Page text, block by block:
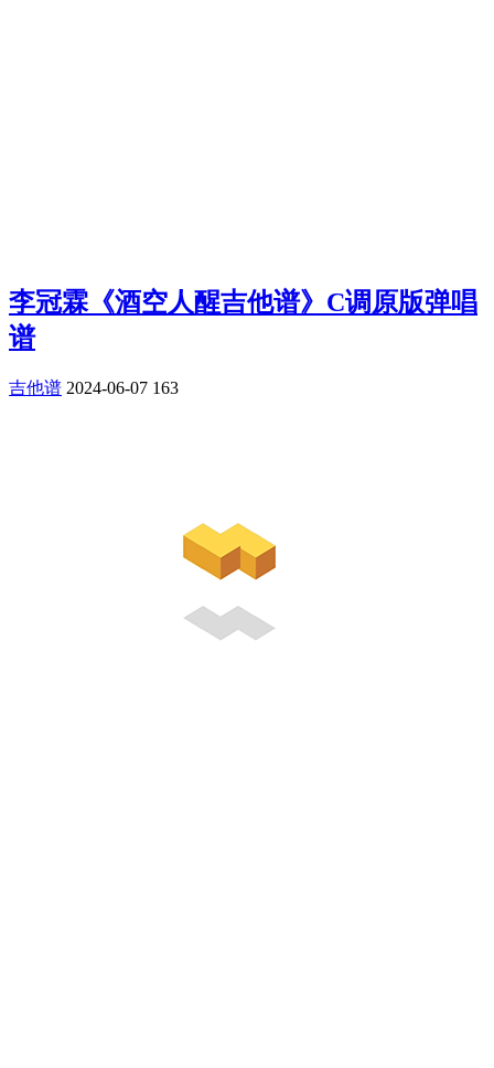
李冠霖《酒空人醒吉他谱》C调原版弹唱
谱
吉他谱 2024-06-07 163